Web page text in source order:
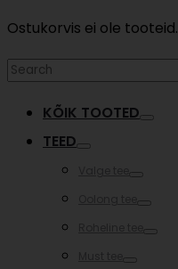
Ostukorvis ei ole tooteid.
Search
KÕIK TOOTED
TEED